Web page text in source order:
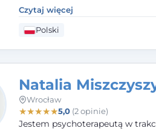
doświadczeniach przemocy.
kliniczną oraz studia
i seksuologii klinicznej na
Czytaj więcej
Polski
Natalia
Wrocław
★★★★★5,0(2 opinie)
Jestem psychoterapeutą w